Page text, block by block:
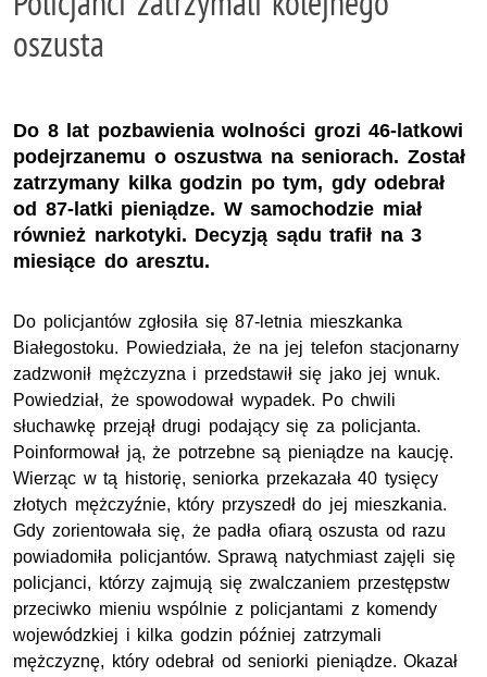
oszusta
Do 8 lat pozbawienia wolności grozi 46-latkowi
podejrzanemu o oszustwa na seniorach. Został
zatrzymany kilka godzin po tym, gdy odebrał
od 87-latki pieniądze. W samochodzie miał
również narkotyki. Decyzją sądu trafił na 3
miesiące do aresztu.
Do policjantów zgłosiła się 87-letnia mieszkanka
Białegostoku. Powiedziała, że na jej telefon stacjonarny
zadzwonił mężczyzna i przedstawił się jako jej wnuk.
Powiedział, że spowodował wypadek. Po chwili
słuchawkę przejął drugi podający się za policjanta.
Poinformował ją, że potrzebne są pieniądze na kaucję.
Wierząc w tą historię, seniorka przekazała 40 tysięcy
złotych mężczyźnie, który przyszedł do jej mieszkania.
Gdy zorientowała się, że padła ofiarą oszusta od razu
powiadomiła policjantów. Sprawą natychmiast zajęli się
policjanci, którzy zajmują sięzwalczaniem przestępstw
przeciwko mieniu wspólnie z policjantami z komendy
wojewódzkiej i kilka godzin później zatrzymali
mężczyznę, który odebrał od seniorki pieniądze. Okazał